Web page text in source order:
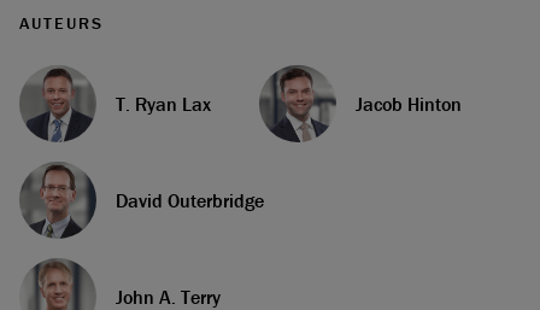
AUTEURS
T. Ryan Lax Jacob Hinton
David Outerbridge
John A. Terry